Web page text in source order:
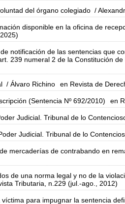
del órgano colegiado /
disponible en la oficina de
notificación de las sentencias que
239 numeral 2 de la Constitución de
/ Álvaro Richino en Revista de
(Sentencia Nº 692/2010) en
Judicial. Tribunal de lo
Judicial. Tribunal de lo
mercaderías de contrabando en
de una norma legal y no de la
Tributaria, n.229 (jul.-ago., 2012)
para impugnar la sentencia